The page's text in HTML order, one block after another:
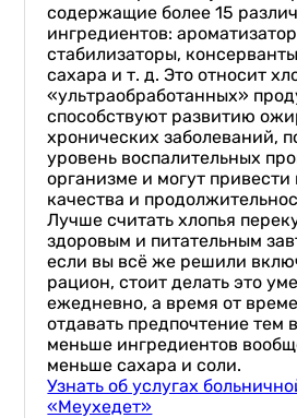
содержащие более 15
ингредиентов:
стабилизаторы,
сахара и т. д. Это относит
«ультраобработанных»
способствуют развитию
хронических заболеваний,
уровень воспалительных
организме и могут
качества и
Лучше считать хлопья
здоровым и питательным
если вы всё же решили
рацион, стоит делать это
ежедневно, а время от
отдавать предпочтение тем
меньше ингредиентов
меньше сахара и соли.
Узнать об услугах
«Меухедет»